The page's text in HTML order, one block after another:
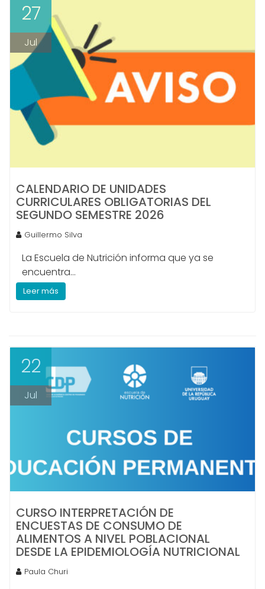
27
Jul
CALENDARIO DE UNIDADES
CURRICULARES OBLIGATORIAS DEL
SEGUNDO SEMESTRE 2026
Guillermo Silva
La Escuela de Nutrición informa que ya se
encuentra...
Leer más
22
Jul
CURSO INTERPRETACIÓN DE
ENCUESTAS DE CONSUMO DE
ALIMENTOS A NIVEL POBLACIONAL
DESDE LA EPIDEMIOLOGÍA NUTRICIONAL
Paula Churi